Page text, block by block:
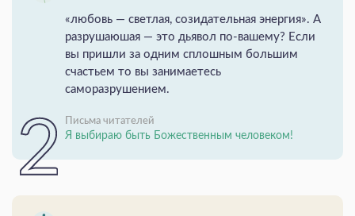
«любовь — светлая, созидательная энергия». А
разрушаюшая — это дьявол по-вашему? Если
вы пришли за одним сплошным большим
счастьем то вы занимаетесь
саморазрушением.
Письма читателей
Я выбираю быть Божественным человеком!